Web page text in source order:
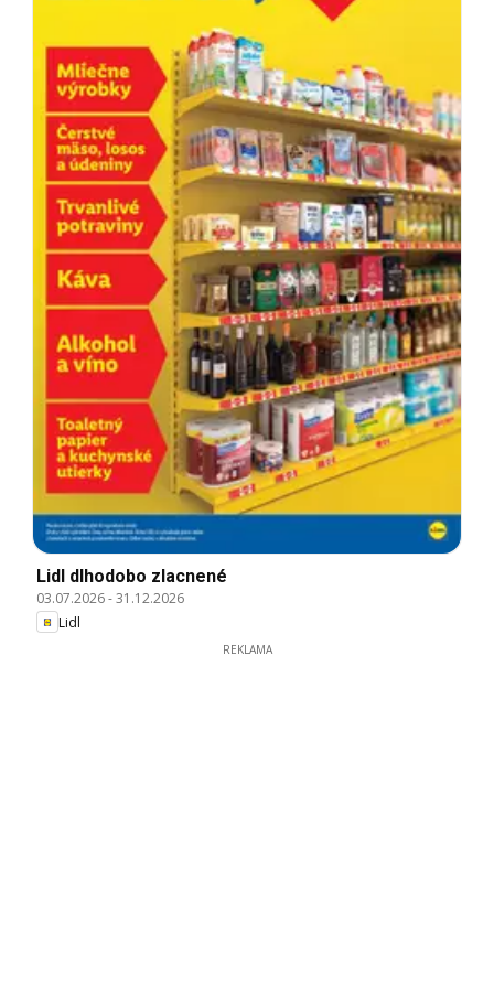
Lidl dlhodobo zlacnené
03.07.2026-31.12.2026
Lidl
REKLAMA